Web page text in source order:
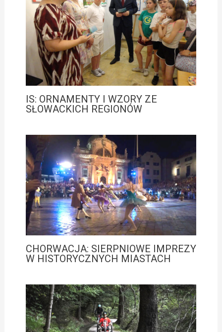
IS: ORNAMENTY I WZORY ZE
SŁOWACKICH REGIONÓW
CHORWACJA: SIERPNIOWE IMPREZY
W HISTORYCZNYCH MIASTACH